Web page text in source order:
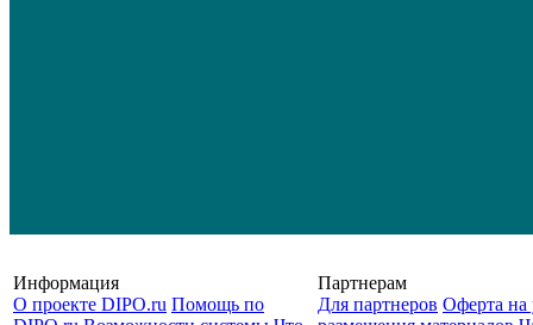
Информация
О проекте DIPO.ru Помощь по
Партнерам
Для партнеров Оферта на